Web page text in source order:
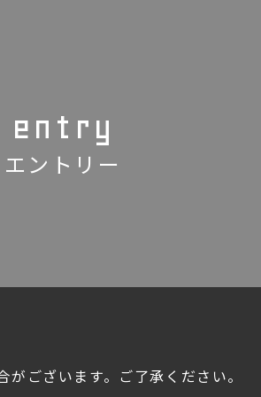
entry
エントリー
ございます。ご了承ください。